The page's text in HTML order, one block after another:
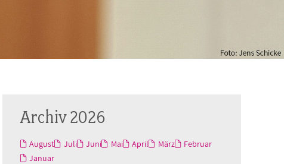
Archiv 2026
August Juli Juni Mai April März
Februar
Januar